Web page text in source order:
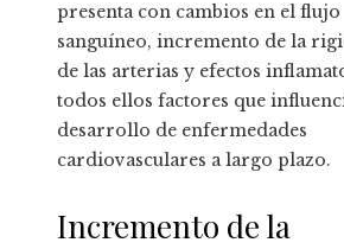
presenta con cambios en el flujo
sanguíneo, incremento de la
de las arterias y efectos
todos ellos factores que
desarrollo de enfermedades
cardiovasculares a largo plazo.
Incremento de la